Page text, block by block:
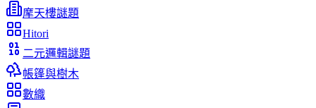
摩天樓謎題
Hitori
二元邏輯謎題
帳篷與樹木
數織